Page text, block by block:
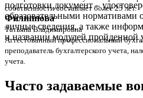
подготовки документ –
образовательными нормативами
личные сведения, а также
и названии модулей пройденной
собственности составляет более 25 лет.
Филиппова
Татьяна Владимировна
Аттестованный профессиональный
преподаватель бухгалтерского учета,
учета.
Часто задаваемые